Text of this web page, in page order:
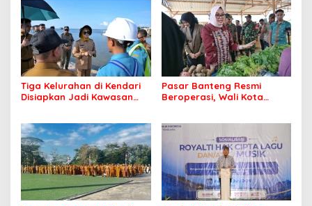
Profesional Layani
Masyarakat
Tiga Kelurahan di Kendari
Disiapkan Jadi Kawasan
Pasar Banteng Resmi
Beroperasi, Wali Kota